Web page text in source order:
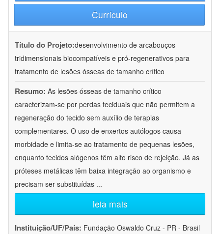
Currículo
Título do Projeto:desenvolvimento de arcabouços
tridimensionais biocompatíveis e pró-regenerativos para
tratamento de lesões ósseas de tamanho crítico
Resumo: As lesões ósseas de tamanho crítico
caracterizam-se por perdas teciduais que não permitem a
regeneração do tecido sem auxílio de terapias
complementares. O uso de enxertos autólogos causa
morbidade e limita-se ao tratamento de pequenas lesões,
enquanto tecidos alógenos têm alto risco de rejeição. Já as
próteses metálicas têm baixa integração ao organismo e
precisam ser substituídas ...
leia mais
Instituição/UF/País: Fundação Oswaldo Cruz - PR - Brasil